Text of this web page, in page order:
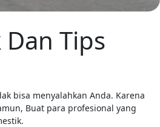
Tips
bisa menyalahkan Anda. Karena
Buat para profesional yang